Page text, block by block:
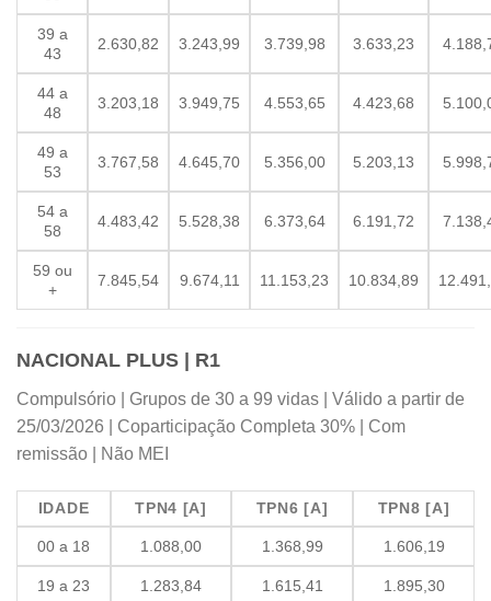
39 a
43
2.630,82 3.243,99 3.739,98 3.633,23
44 a
48
3.203,18 3.949,75 4.553,65 4.423,68
49 a
53
3.767,58 4.645,70 5.356,00 5.203,13
54 a
58
4.483,42 5.528,38 6.373,64 6.191,72
59 ou
+
7.845,54 9.674,11 11.153,23 10.834,89
NACIONAL PLUS | R1
Compulsório | Grupos de 30 a 99 vidas | Válido a partir de
25/03/2026 | Coparticipação Completa 30% | Com
remissão | Não MEI
IDADE TPN4 [A] TPN6 [A] TPN8 [A]
00 a 18 1.088,00 1.368,99 1.606,19
19 a 23 1.283,84 1.615,41 1.895,30